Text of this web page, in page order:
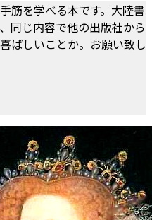
筋を学べる本です。大陸書
同じ内容で他の出版社から
ばしいことか。お願い致し